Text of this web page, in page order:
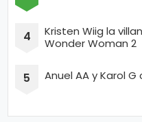
Kristen Wiig la
Wonder Woman 2